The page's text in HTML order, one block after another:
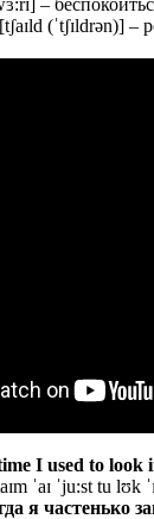
(ˈtʃɪldrən)] –
I used to look
ˈaɪ ˈju:st tu lʊk
я частенько